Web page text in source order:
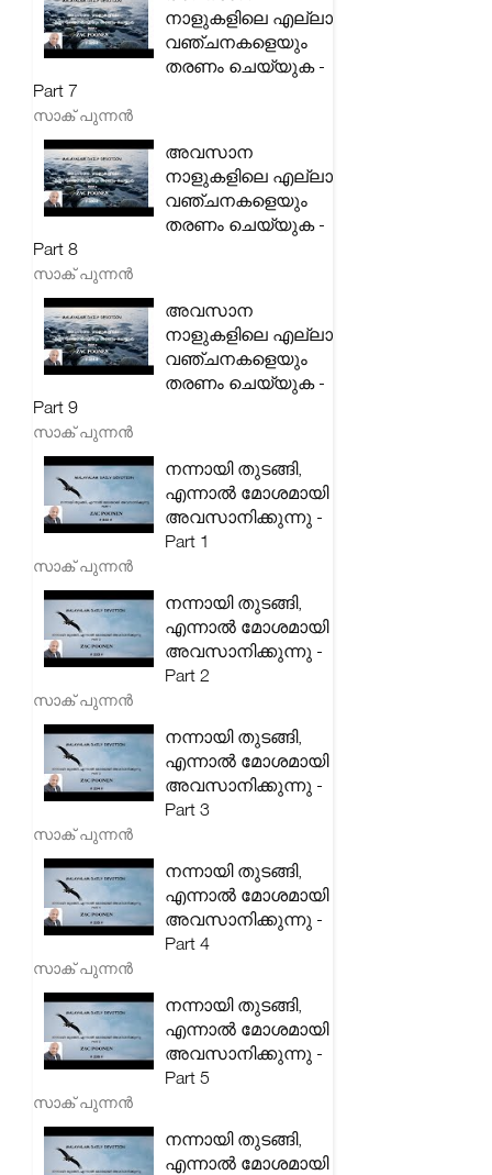
നാളുകളിലെ എല്ലാ
വഞ്ചനകളെയും
തരണം ചെയ്യുക -
Part 7
സാക് പുന്നൻ
അവസാന
നാളുകളിലെ എല്ലാ
വഞ്ചനകളെയും
തരണം ചെയ്യുക -
Part 8
സാക് പുന്നൻ
അവസാന
നാളുകളിലെ എല്ലാ
വഞ്ചനകളെയും
തരണം ചെയ്യുക -
Part 9
സാക് പുന്നൻ
നന്നായി തുടങ്ങി,
എന്നാൽ മോശമായി
അവസാനിക്കുന്നു -
Part 1
സാക് പുന്നൻ
നന്നായി തുടങ്ങി,
എന്നാൽ മോശമായി
അവസാനിക്കുന്നു -
Part 2
സാക് പുന്നൻ
നന്നായി തുടങ്ങി,
എന്നാൽ മോശമായി
അവസാനിക്കുന്നു -
Part 3
സാക് പുന്നൻ
നന്നായി തുടങ്ങി,
എന്നാൽ മോശമായി
അവസാനിക്കുന്നു -
Part 4
സാക് പുന്നൻ
നന്നായി തുടങ്ങി,
എന്നാൽ മോശമായി
അവസാനിക്കുന്നു -
Part 5
സാക് പുന്നൻ
നന്നായി തുടങ്ങി,
എന്നാൽ മോശമായി